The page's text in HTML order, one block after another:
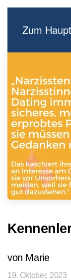
Zum
von Marie
19. Oktober, 2023